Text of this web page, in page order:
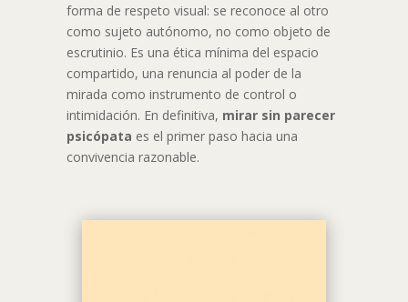
forma de respeto visual: se reconoce al otro
como sujeto autónomo, no como objeto de
escrutinio. Es una ética mínima del espacio
compartido, una renuncia al poder de la
mirada como instrumento de control o
intimidación. En definitiva, mirar sin parecer
psicópata es el primer paso hacia una
convivencia razonable.